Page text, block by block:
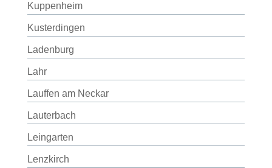
Kuppenheim
Kusterdingen
Ladenburg
Lahr
Lauffen am Neckar
Lauterbach
Leingarten
Lenzkirch